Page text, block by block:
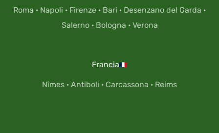
Roma · Napoli · Firenze · Bari · Desenzano del Garda ·
Salerno· Bologna · Verona
Francia
Nîmes · Antiboli · Carcassona · Reims